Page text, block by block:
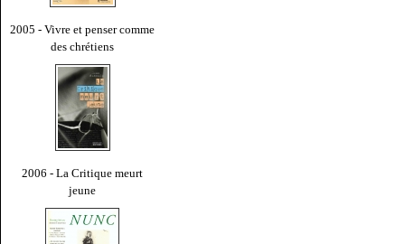
2005 - Vivre et penser comme
des chrétiens
2006 - La Critique meurt
jeune